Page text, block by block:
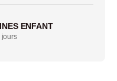
ENFANT
jours